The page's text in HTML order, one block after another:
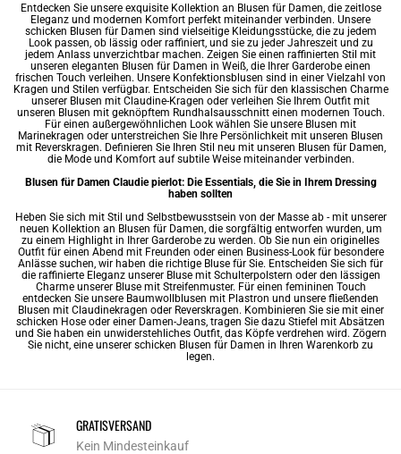
Entdecken Sie unsere exquisite Kollektion an Blusen für Damen, die zeitlose
Eleganz und modernen Komfort perfekt miteinander verbinden. Unsere
schicken Blusen für Damen sind vielseitige Kleidungsstücke, die zu jedem
Look passen, ob lässig oder raffiniert, und sie zu jeder Jahreszeit und zu
jedem Anlass unverzichtbar machen. Zeigen Sie einen raffinierten Stil mit
unseren eleganten Blusen für Damen in Weiß, die Ihrer Garderobe einen
frischen Touch verleihen. Unsere Konfektionsblusen sind in einer Vielzahl von
Kragen und Stilen verfügbar. Entscheiden Sie sich für den klassischen Charme
unserer Blusen mit Claudine-Kragen oder verleihen Sie Ihrem Outfit mit
unseren Blusen mit geknöpftem Rundhalsausschnitt einen modernen Touch.
Für einen außergewöhnlichen Look wählen Sie unsere Blusen mit
Marinekragen oder unterstreichen Sie Ihre Persönlichkeit mit unseren Blusen
mit Reverskragen. Definieren Sie Ihren Stil neu mit unseren Blusen für Damen,
die Mode und Komfort auf subtile Weise miteinander verbinden.
Blusen für Damen Claudie pierlot: Die Essentials, die Sie in Ihrem Dressing
haben sollten
Heben Sie sich mit Stil und Selbstbewusstsein von der Masse ab - mit unserer
neuen Kollektion an Blusen für Damen, die sorgfältig entworfen wurden, um
zu einem Highlight in Ihrer Garderobe zu werden. Ob Sie nun ein originelles
Outfit für einen Abend mit Freunden oder einen Business-Look für besondere
Anlässe suchen, wir haben die richtige Bluse für Sie. Entscheiden Sie sich für
die raffinierte Eleganz unserer Bluse mit Schulterpolstern oder den lässigen
Charme unserer Bluse mit Streifenmuster. Für einen femininen Touch
entdecken Sie unsere Baumwollblusen mit Plastron und unsere fließenden
Blusen mit Claudinekragen oder Reverskragen. Kombinieren Sie sie mit einer
schicken Hose oder einer Damen-Jeans, tragen Sie dazu Stiefel mit Absätzen
und Sie haben ein unwiderstehliches Outfit, das Köpfe verdrehen wird. Zögern
Sie nicht, eine unserer schicken Blusen für Damen in Ihren Warenkorb zu
legen.
GRATISVERSAND
Kein Mindesteinkauf